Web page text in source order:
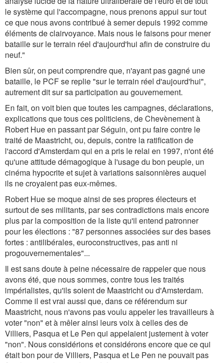
le système qui l'accompagne, nous prenons appui sur tout
ce que nous avons contribué à semer depuis 1992 comme
éléments de clairvoyance. Mais nous le faisons pour mener
bataille sur le terrain réel d'aujourd'hui afin de construire du
neuf."
Bien sûr, on peut comprendre que, n'ayant pas gagné une
bataille, le PCF se replie "sur le terrain réel d'aujourd'hui",
autrement dit sur sa participation au gouvernement.
En fait, on voit bien que toutes les campagnes, déclarations,
explications que tous ces politiciens, de Chevènement à
Robert Hue en passant par Séguin, ont pu faire contre le
traité de Maastricht, ou, depuis, contre la ratification de
l'accord d'Amsterdam qui en a pris le relai en 1997, n'ont été
qu'une attitude démagogique à l'usage du bon peuple, un
cinéma hypocrite et sujet à variations saisonnières auquel
ils ne croyaient pas eux-mêmes.
Robert Hue se moque ainsi de ses propres électeurs et
surtout de ses militants, par ses contradictions mais encore
plus par la composition de la liste qu'il entend patronner
pour les élections : "87 personnes associées sur des bases
fortes : antilibérales, euroconstructives, pas anti ni
progouvernementales"...
Il est sans doute à peine nécessaire de rappeler que nous
avons été, que nous sommes, contre tous les traités
impérialistes, qu'ils soient de Maastricht ou d'Amsterdam.
Comme il est vrai aussi que, dans ce référendum sur
Maastricht, nous n'avons pas voulu appeler les travailleurs à
voter "non" et à mêler ainsi leurs voix à celles des de
Villiers, Pasqua et Le Pen qui appelaient justement à voter
"non". Nous considérions et considérons encore que ce qui
était bon pour de Villiers, Pasqua et Le Pen ne pouvait pas